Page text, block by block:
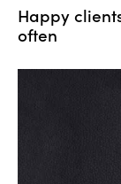
Happy
often